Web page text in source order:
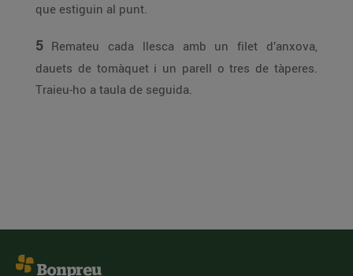
que estiguin al punt.
5 Remateu cada llesca amb un filet d’anxova,
dauets de tomàquet i un parell o tres de tàperes.
Traieu-ho a taula de seguida.